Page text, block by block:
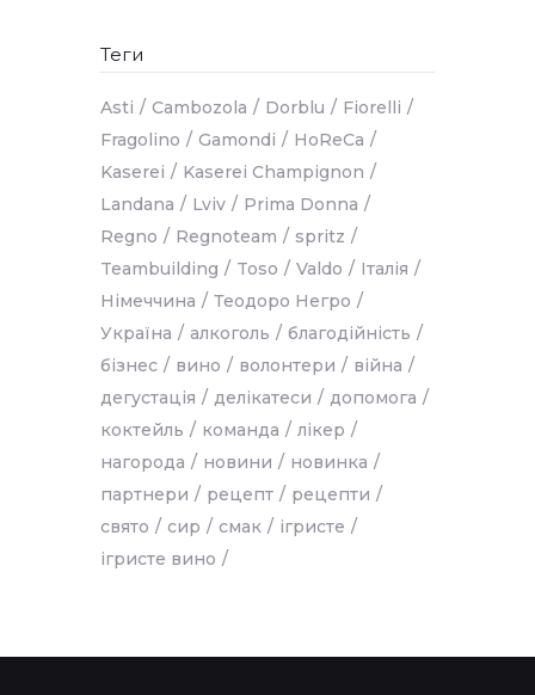
Теги
Asti Cambozola Dorblu
Fiorelli
Fragolino
Gamondi
HoReCa
Kaserei
Kaserei Champignon
Landana
Lviv
Prima Donna
Regno
Regnoteam
spritz
Teambuilding
Toso Valdo
Італія
Німеччина
Теодоро Негро
Україна
алкоголь
благодійність
бізнес
вино волонтери
війна
дегустація
делікатеси
допомога
коктейль
команда
лікер
нагорода
новини
новинка
партнери
рецепт
рецепти
свято
сир смак
ігристе
ігристе вино